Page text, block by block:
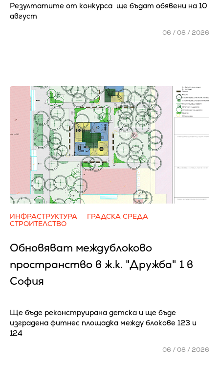
Резултатите от конкурса ще бъдат обявени на 10
август
06 / 08 / 2026
ИНФРАСТРУКТУРА
ГРАДСКА СРЕДА
СТРОИТЕЛСТВО
Обновяват междублоково
пространство в ж.к. "Дружба" 1 в
София
Ще бъде реконструирана детска и ще бъде
изградена фитнес площадка между блокове 123 и
124
06 / 08 / 2026